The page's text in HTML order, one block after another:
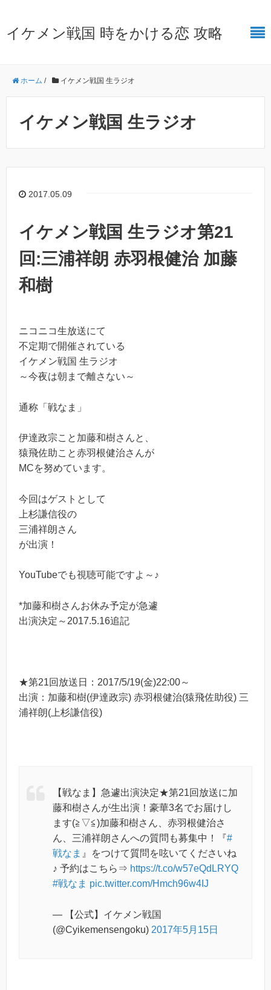
イケメン戦国 時をかける恋 攻略
ホーム / イケメン戦国 生ラジオ
イケメン戦国 生ラジオ
2017.05.09
イケメン戦国 生ラジオ第21
回:三浦祥朗 赤羽根健治 加藤
和樹
ニコニコ生放送にて
不定期で開催されている
イケメン戦国 生ラジオ
～今夜は朝まで離さない～
通称「戦なま」
伊達政宗こと加藤和樹さんと、
猿飛佐助こと赤羽根健治さんが
MCを努めています。
今回はゲストとして
上杉謙信役の
三浦祥朗 さん
が出演！
YouTubeでも視聴可能ですよ～♪
*加藤和樹さんお休み予定が急遽
出演決定～2017.5.16追記
★第21回放送日：2017/5/19(金)22:00～
出演：加藤和樹(伊達政宗) 赤羽根健治(猿飛佐助役) 三
浦祥朗(上杉謙信役)
【戦なま】急遽出演決定★第21回放送に加
藤和樹さんが生出演！豪華3名でお届けし
ます(≧▽≦)加藤和樹さん、赤羽根健治さ
ん、三浦祥朗さんへの質問も募集中！『#
戦なま 』をつけて質問を呟いてくださいね
♪ 予約はこちら⇒ https://t.co/w57eQdLRYQ
#戦なま pic.twitter.com/Hmch96w4IJ
— 【公式】イケメン戦国
(@Cyikemensengoku) 2017年5月15日